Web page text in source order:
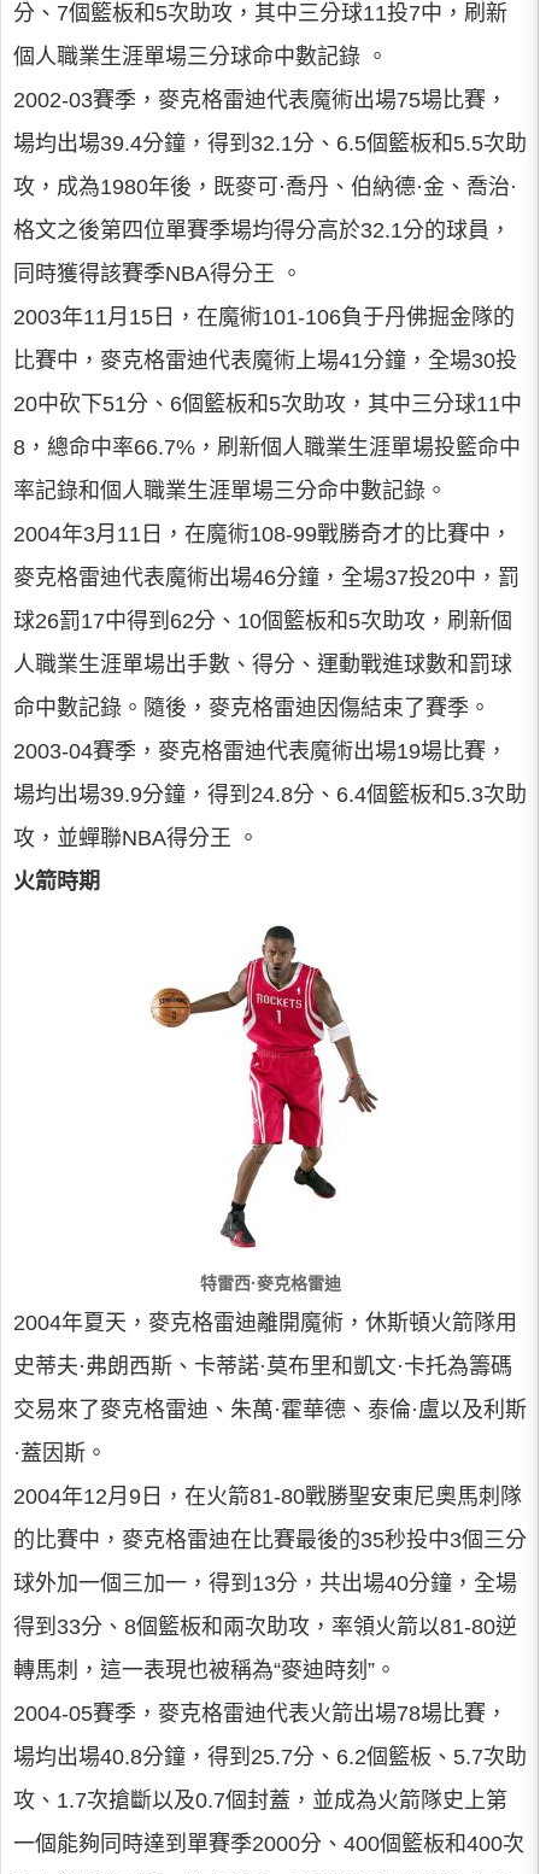
分、7個籃板和5次助攻，其中三分球11投7中，刷新
個人職業生涯單場三分球命中數記錄 。
2002-03賽季，麥克格雷迪代表魔術出場75場比賽，
場均出場39.4分鐘，得到32.1分、6.5個籃板和5.5次助
攻，成為1980年後，既麥可·喬丹、伯納德·金、喬治·
格文之後第四位單賽季場均得分高於32.1分的球員，
同時獲得該賽季NBA得分王 。
2003年11月15日，在魔術101-106負于丹佛掘金隊的
比賽中，麥克格雷迪代表魔術上場41分鐘，全場30投
20中砍下51分、6個籃板和5次助攻，其中三分球11中
8，總命中率66.7%，刷新個人職業生涯單場投籃命中
率記錄和個人職業生涯單場三分命中數記錄。
2004年3月11日，在魔術108-99戰勝奇才的比賽中，
麥克格雷迪代表魔術出場46分鐘，全場37投20中，罰
球26罰17中得到62分、10個籃板和5次助攻，刷新個
人職業生涯單場出手數、得分、運動戰進球數和罰球
命中數記錄。隨後，麥克格雷迪因傷結束了賽季。
2003-04賽季，麥克格雷迪代表魔術出場19場比賽，
場均出場39.9分鐘，得到24.8分、6.4個籃板和5.3次助
攻，並蟬聯NBA得分王 。
火箭時期
特雷西·麥克格雷迪
2004年夏天，麥克格雷迪離開魔術，休斯頓火箭隊用
史蒂夫·弗朗西斯、卡蒂諾·莫布里和凱文·卡托為籌碼
交易來了麥克格雷迪、朱萬·霍華德、泰倫·盧以及利斯
·蓋因斯。
2004年12月9日，在火箭81-80戰勝聖安東尼奧馬刺隊
的比賽中，麥克格雷迪在比賽最後的35秒投中3個三分
球外加一個三加一，得到13分，共出場40分鐘，全場
得到33分、8個籃板和兩次助攻，率領火箭以81-80逆
轉馬刺，這一表現也被稱為“麥迪時刻”。
2004-05賽季，麥克格雷迪代表火箭出場78場比賽，
場均出場40.8分鐘，得到25.7分、6.2個籃板、5.7次助
攻、1.7次搶斷以及0.7個封蓋，並成為火箭隊史上第
一個能夠同時達到單賽季2000分、400個籃板和400次